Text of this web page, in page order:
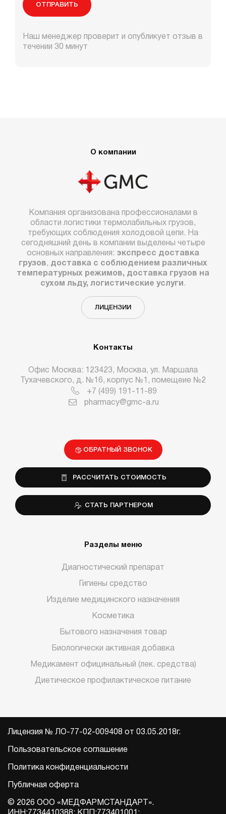
ОТПРАВИТЬ
Наш менеджер проверит и опубликует отзыв в
течении 30 минут
О компании
Компания организована профессионалами в
области логистики термолабильных грузов,
требующих соблюдения холодовой цепи. На
сегодняшний день в компании выделены четыре
основных направления: экспресс доставка
грузов, доставка с соблюдением различных
температурных режимов, доставка грузов на
сухом льду, логистические услуги .
ЛИЦЕНЗИИ
Контакты
Офис Москва: 123423, Москва, ул. Маршала
Тухачевского, д. №16, корпус №1, помещеие №2
+7 (499) 191-11-89
pharmacy@gmc-a.ru
ОБРАТНЫЙ ЗВОНОК
РАССЧИТАТЬ СТОИМОСТЬ
СТАТЬ ПАРТНЕРОМ
Разделы меню
Диагностический препарат
Гигиены средство
Изделие медицинского назначения
Косметика
Бытового назначения товар
Биологически активная добавка
Медикамент официнальный (лек. средства)
Диетическое профилактическое питание
Лицензия № ЛО-77-02-009408 от 03.05.2018г.
Пользовательское соглашение
Политика конфиденциальности
Публичная оферта
© 2026 ООО «МЕДФАРМСТАНДАРТ».